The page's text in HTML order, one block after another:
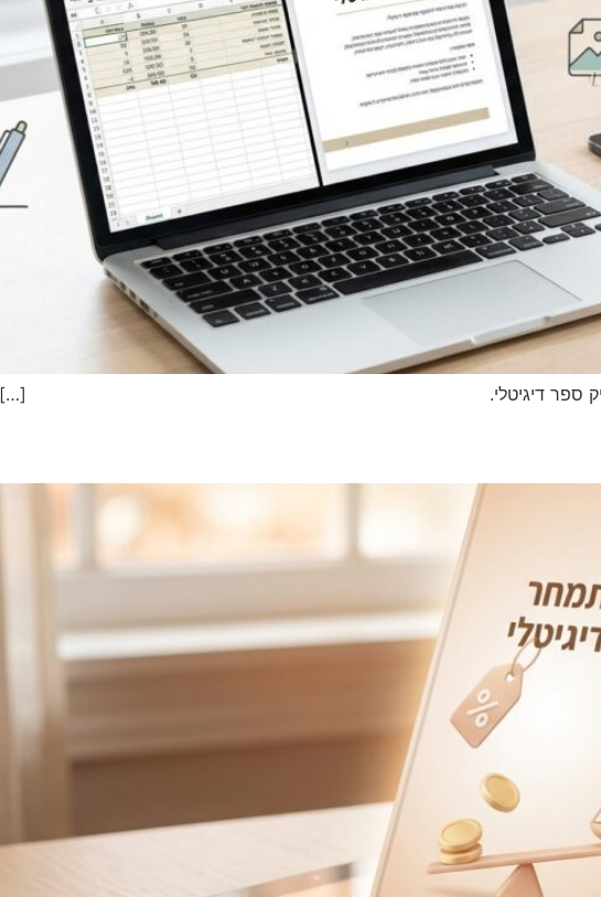
על המחיר כמה עולה להפיק ספר דיגיטלי. […]